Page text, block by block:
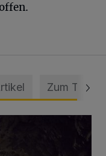
Zum Thema